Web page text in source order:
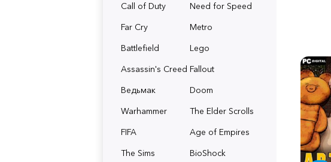
Call of Duty
Need for Speed
Far Cry
Metro
Battlefield
Lego
Assassin's Creed Fallout
Ведьмак
Doom
Warhammer
The Elder Scrolls
FIFA
Age of Empires
The Sims
BioShock